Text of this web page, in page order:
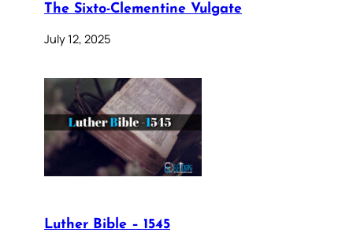
The Sixto-Clementine Vulgate
July 12, 2025
Luther Bible – 1545